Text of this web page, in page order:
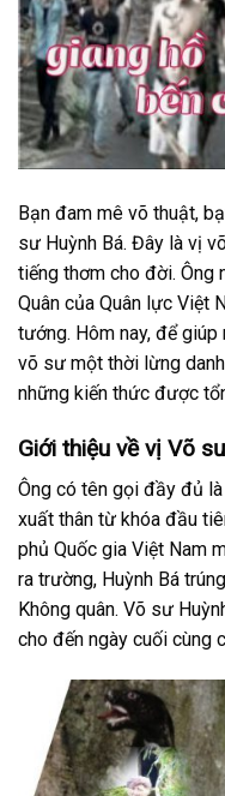
Bạn đam mê võ thuật,
sư Huỳnh Bá. Đây là vị
tiếng thơm cho đời. Ông
Quân của Quân lực Việt
tướng. Hôm nay, để
võ sư một thời lừng
những kiến thức được
Giới thiệu về vị Võ
Ông có tên gọi đầy đủ là
xuất thân từ khóa đầu
phủ Quốc gia Việt Nam
ra trường, Huỳnh Bá
Không quân. Võ sư
cho đến ngày cuối cùng